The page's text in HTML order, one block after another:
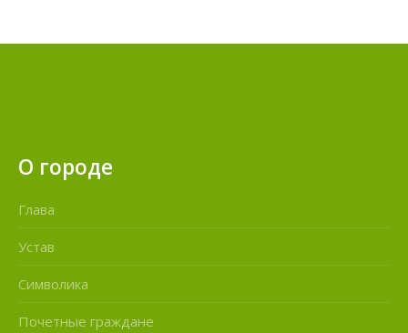
О городе
Глава
Устав
Символика
Почетные граждане